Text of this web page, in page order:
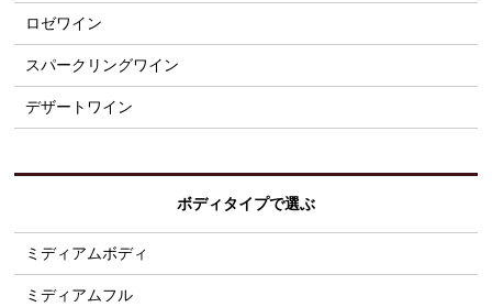
ロゼワイン
スパークリングワイン
デザートワイン
ボディタイプで選ぶ
ミディアムボディ
ミディアムフル